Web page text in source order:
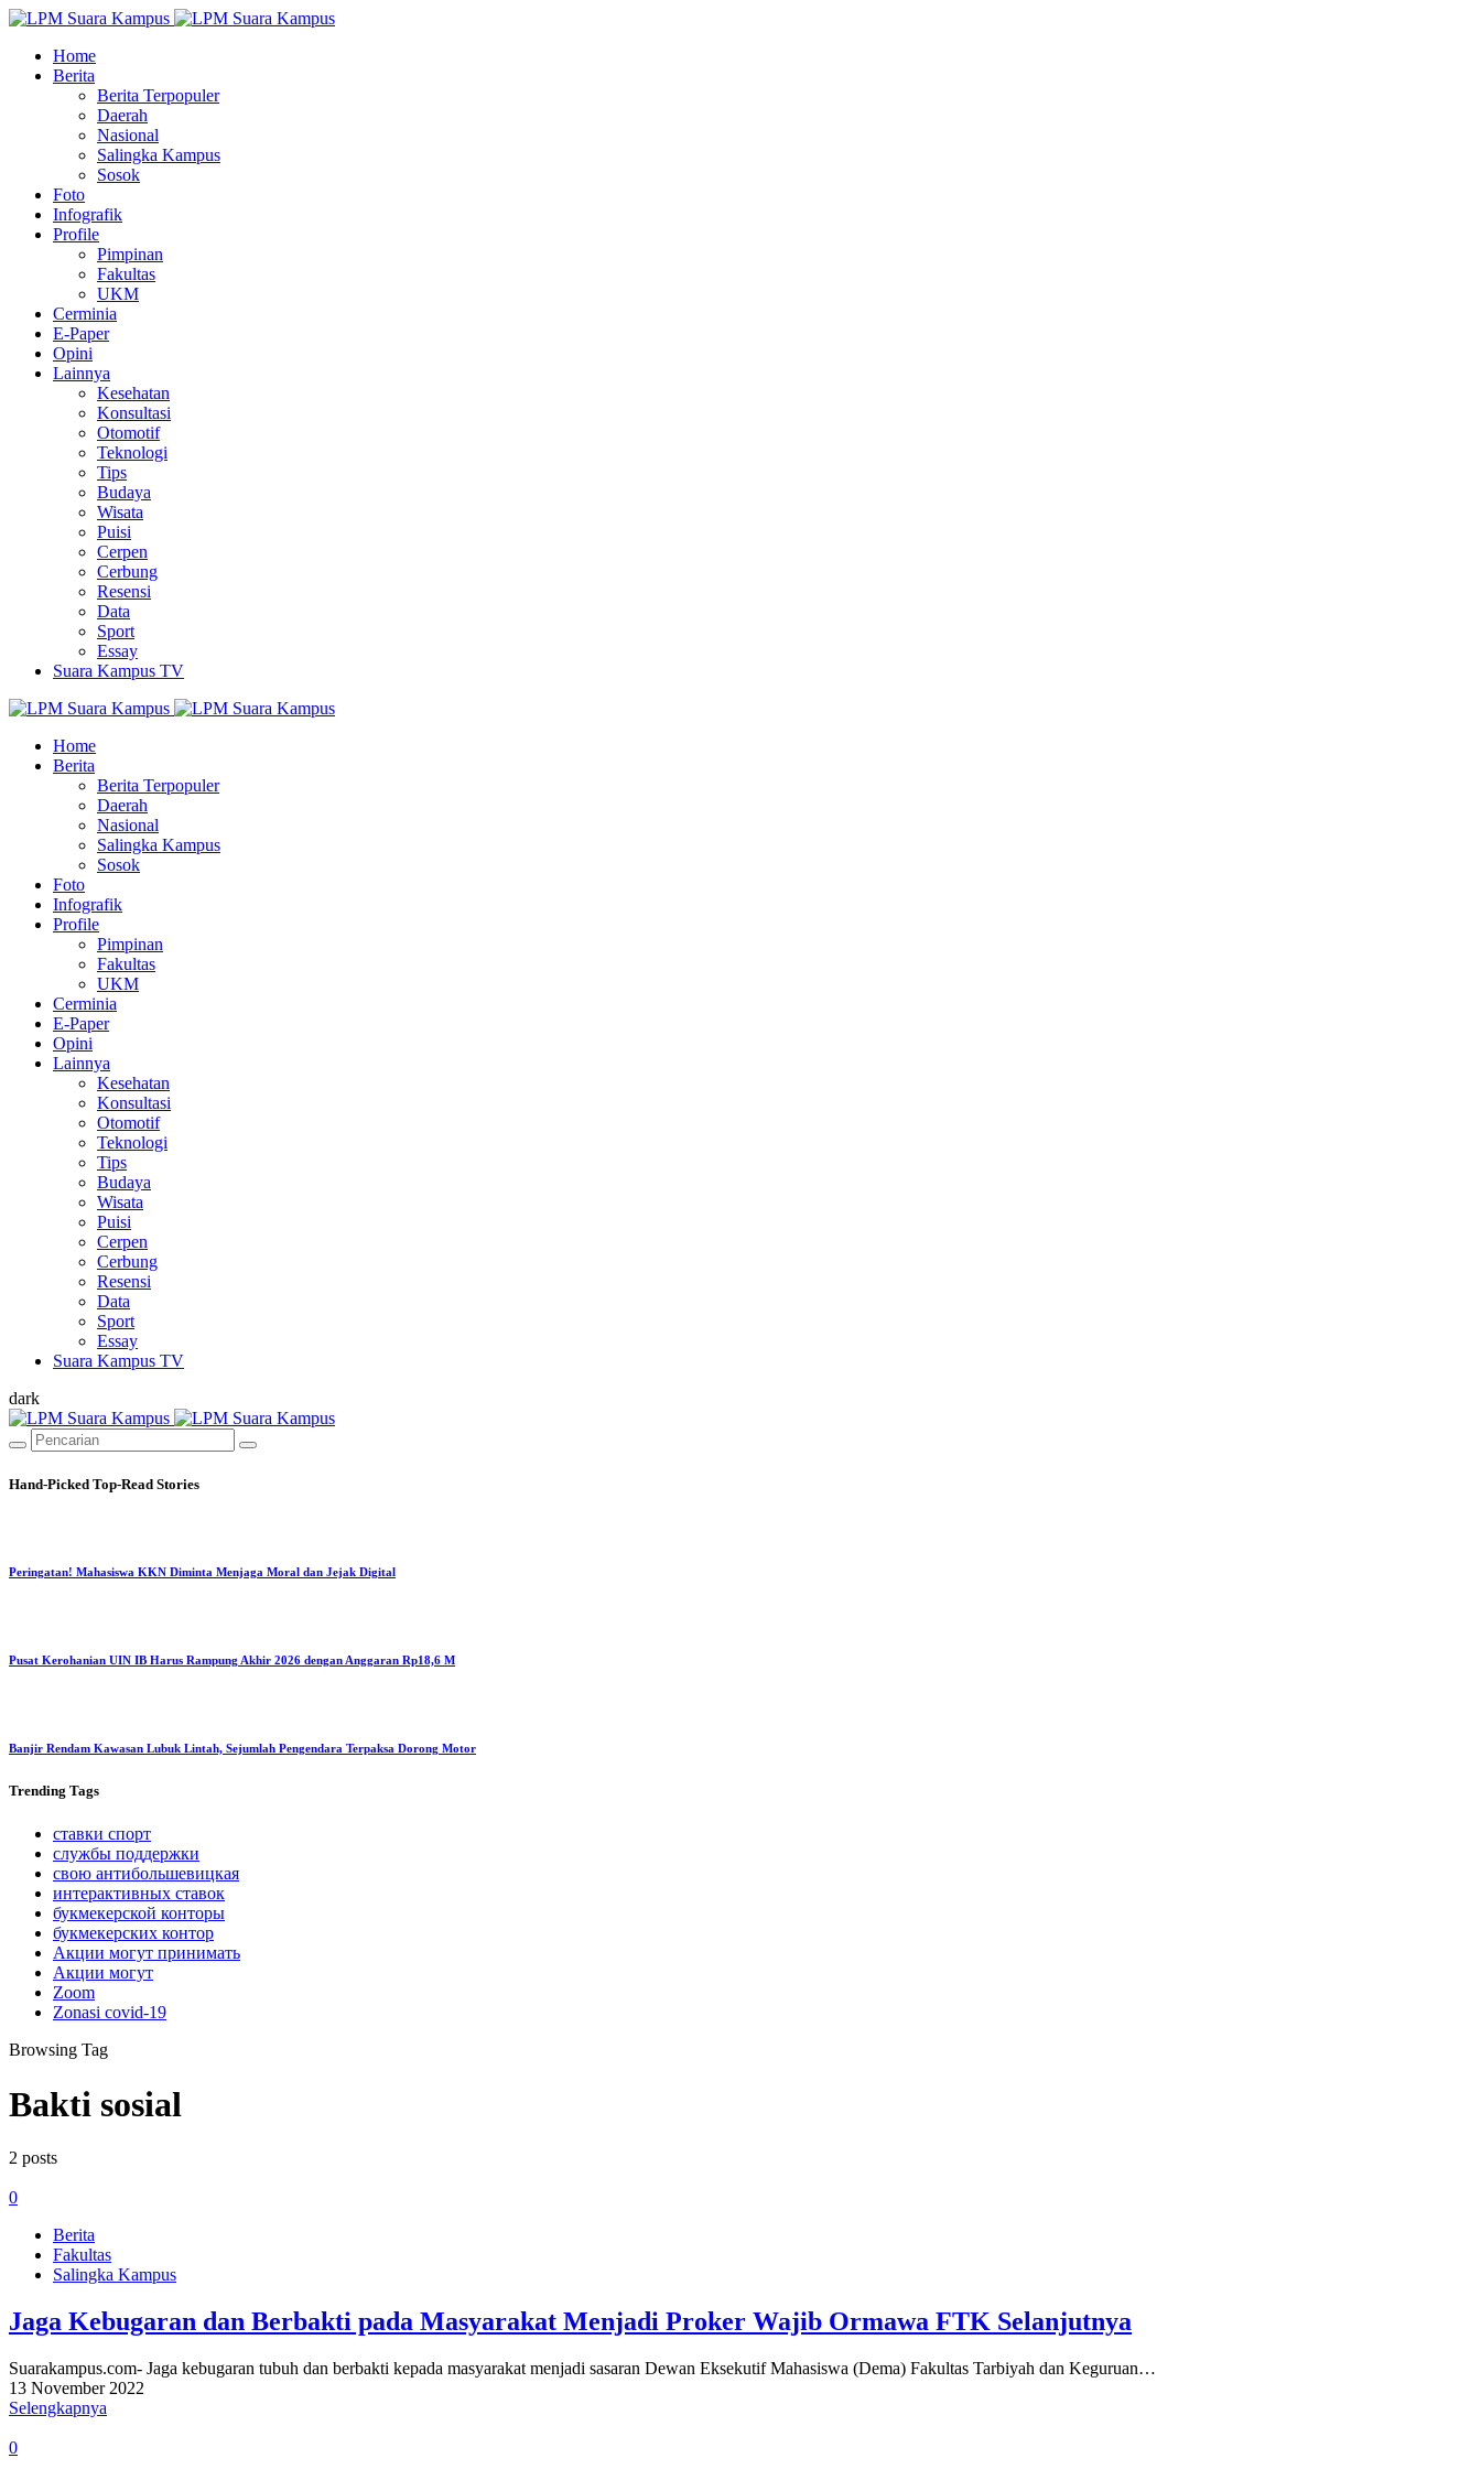
Home
Berita
Berita Terpopuler
Daerah
Nasional
Salingka Kampus
Sosok
Foto
Infografik
Profile
Pimpinan
Fakultas
UKM
Cerminia
E-Paper
Opini
Lainnya
Kesehatan
Konsultasi
Otomotif
Teknologi
Tips
Budaya
Wisata
Puisi
Cerpen
Cerbung
Resensi
Data
Sport
Essay
Suara Kampus TV
Home
Berita
Berita Terpopuler
Daerah
Nasional
Salingka Kampus
Sosok
Foto
Infografik
Profile
Pimpinan
Fakultas
UKM
Cerminia
E-Paper
Opini
Lainnya
Kesehatan
Konsultasi
Otomotif
Teknologi
Tips
Budaya
Wisata
Puisi
Cerpen
Cerbung
Resensi
Data
Sport
Essay
Suara Kampus TV
dark
Hand-Picked Top-Read Stories
Peringatan! Mahasiswa KKN Diminta Menjaga Moral dan Jejak Digital
Pusat Kerohanian UIN IB Harus Rampung Akhir 2026 dengan Anggaran Rp18,6 M
Banjir Rendam Kawasan Lubuk Lintah, Sejumlah Pengendara Terpaksa Dorong Motor
Trending Tags
ставки спорт
службы поддержки
свою антибольшевицкая
интерактивных ставок
букмекерской конторы
букмекерских контор
Акции могут принимать
Акции могут
Zoom
Zonasi covid-19
Browsing Tag
Bakti sosial
2 posts
0
Berita
Fakultas
Salingka Kampus
Jaga Kebugaran dan Berbakti pada Masyarakat Menjadi Proker Wajib Ormawa FTK Selanjutnya
Suarakampus.com- Jaga kebugaran tubuh dan berbakti kepada masyarakat menjadi sasaran Dewan Eksekutif Mahasiswa (Dema) Fakultas Tarbiyah dan Keguruan…
13 November 2022
Selengkapnya
0